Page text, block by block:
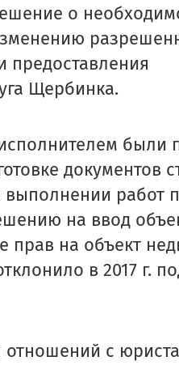
о
предоставления
Щербинка.
были
документов
работ
на ввод
прав на объект
в 2017 г.
отношений с